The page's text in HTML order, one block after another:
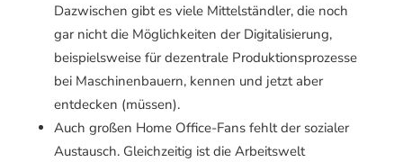
Dazwischen gibt es viele Mittelständler, die noch
gar nicht die Möglichkeiten der Digitalisierung,
beispielsweise für dezentrale Produktionsprozesse
bei Maschinenbauern, kennen und jetzt aber
entdecken (müssen).
Auch großen Home Office-Fans fehlt der sozialer
Austausch. Gleichzeitig ist die Arbeitswelt